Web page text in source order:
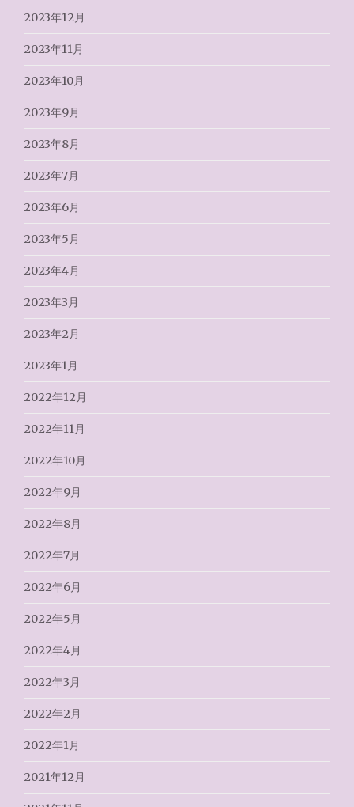
2023年12月
2023年11月
2023年10月
2023年9月
2023年8月
2023年7月
2023年6月
2023年5月
2023年4月
2023年3月
2023年2月
2023年1月
2022年12月
2022年11月
2022年10月
2022年9月
2022年8月
2022年7月
2022年6月
2022年5月
2022年4月
2022年3月
2022年2月
2022年1月
2021年12月